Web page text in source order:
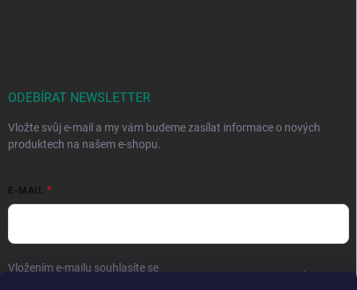
ODEBÍRAT NEWSLETTER
Vložte svůj e-mail a my vám budeme zasílat informace o nových
produktech na našem e-shopu.
E-MAIL
Vložením e-mailu souhlasíte se .